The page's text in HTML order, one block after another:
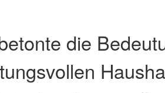
die